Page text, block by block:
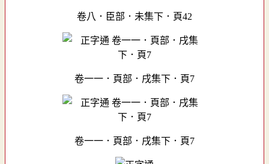
卷八．臣部．未集下．頁42
卷一一．頁部．戌集下．頁7
卷一一．頁部．戌集下．頁7